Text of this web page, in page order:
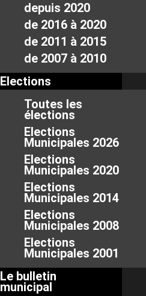
depuis 2020
de 2016 à 2020
de 2011 à 2015
de 2007 à 2010
Elections
Toutes les
élections
Elections
Municipales 2026
Elections
Municipales 2020
Elections
Municipales 2014
Elections
Municipales 2008
Elections
Municipales 2001
Le bulletin
municipal